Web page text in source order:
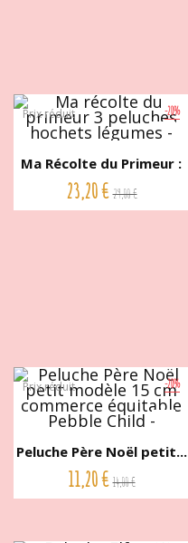
-20%
Prix réduit
Ma Récolte du Primeur :
3...
23,20 € 29,00 €
-20%
Prix réduit
Peluche Père Noël petit...
11,20 € 14,00 €